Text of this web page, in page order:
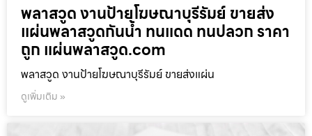
พลาสวูด งานป้ายโฆษณาบุรีรัมย์ ขายส่ง
แผ่นพลาสวูดกันน้ำ ทนแดด ทนปลวก ราคา
ถูก แผ่นพลาสวูด.com
พลาสวูด งานป้ายโฆษณาบุรีรัมย์ ขายส่งแผ่น
ดูเพิ่มเติม »